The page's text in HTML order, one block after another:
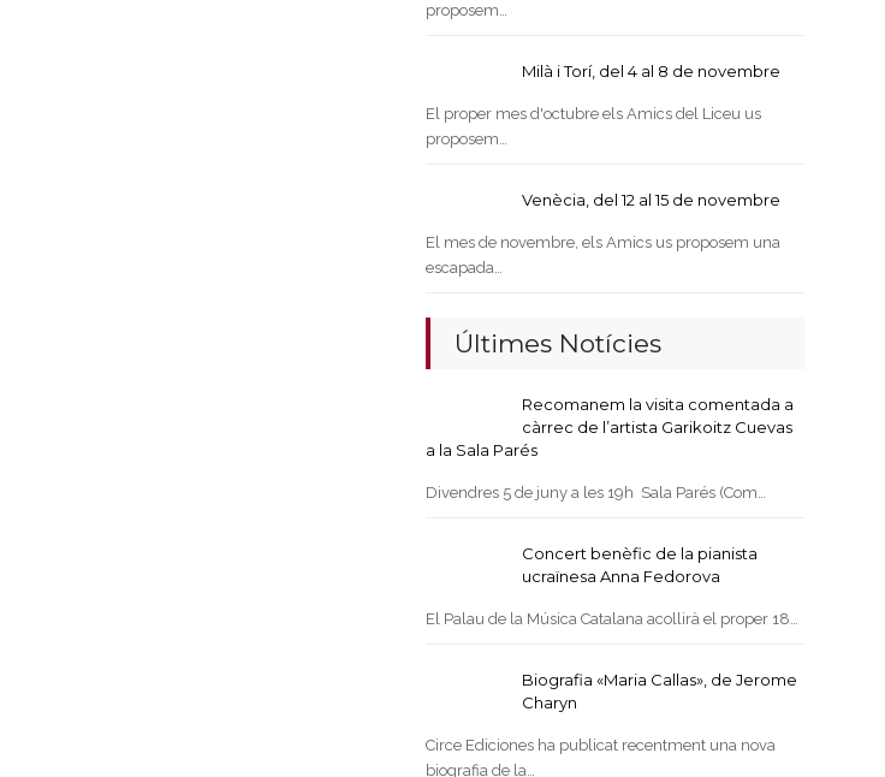
proposem…
Milà i Torí, del 4 al 8 de novembre
El proper mes d'octubre els Amics del Liceu us
proposem…
Venècia, del 12 al 15 de novembre
El mes de novembre, els Amics us proposem una
escapada…
Últimes Notícies
Recomanem la visita comentada a
càrrec de l’artista Garikoitz Cuevas
a la Sala Parés
Divendres 5 de juny a les 19h Sala Parés (Com…
Concert benèfic de la pianista
ucraïnesa Anna Fedorova
El Palau de la Música Catalana acollirà el proper 18…
Biografia «Maria Callas», de Jerome
Charyn
Circe Ediciones ha publicat recentment una nova
biografia de la…